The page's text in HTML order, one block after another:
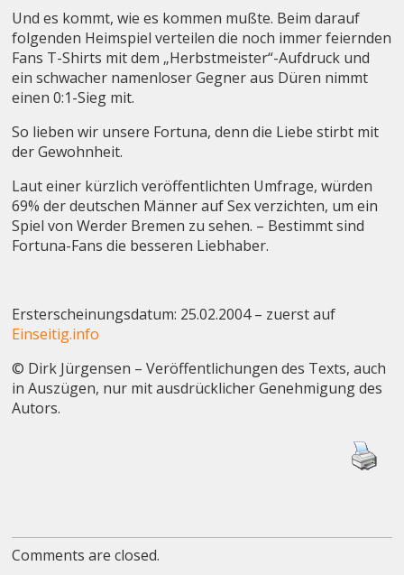
Und es kommt, wie es kommen mußte. Beim darauf
folgenden Heimspiel verteilen die noch immer feiernden
Fans T-Shirts mit dem „Herbstmeister“-Aufdruck und
ein schwacher namenloser Gegner aus Düren nimmt
einen 0:1-Sieg mit.
So lieben wir unsere Fortuna, denn die Liebe stirbt mit
der Gewohnheit.
Laut einer kürzlich veröffentlichten Umfrage, würden
69% der deutschen Männer auf Sex verzichten, um ein
Spiel von Werder Bremen zu sehen. – Bestimmt sind
Fortuna-Fans die besseren Liebhaber.
Ersterscheinungsdatum: 25.02.2004 – zuerst auf
Einseitig.info
© Dirk Jürgensen – Veröffentlichungen des Texts, auch
in Auszügen, nur mit ausdrücklicher Genehmigung des
Autors.
Comments are closed.